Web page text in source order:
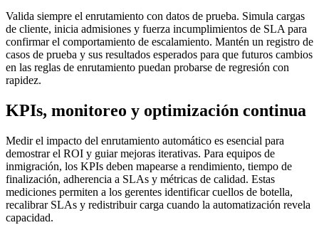
Valida siempre el enrutamiento con datos de prueba. Simula cargas
de cliente, inicia admisiones y fuerza incumplimientos de SLA para
confirmar el comportamiento de escalamiento. Mantén un registro de
casos de prueba y sus resultados esperados para que futuros cambios
en las reglas de enrutamiento puedan probarse de regresión con
rapidez.
KPIs, monitoreo y optimización continua
Medir el impacto del enrutamiento automático es esencial para
demostrar el ROI y guiar mejoras iterativas. Para equipos de
inmigración, los KPIs deben mapearse a rendimiento, tiempo de
finalización, adherencia a SLAs y métricas de calidad. Estas
mediciones permiten a los gerentes identificar cuellos de botella,
recalibrar SLAs y redistribuir carga cuando la automatización revela
capacidad.